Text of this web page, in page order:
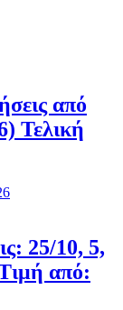
από
Τελική
25/10, 5,
από: